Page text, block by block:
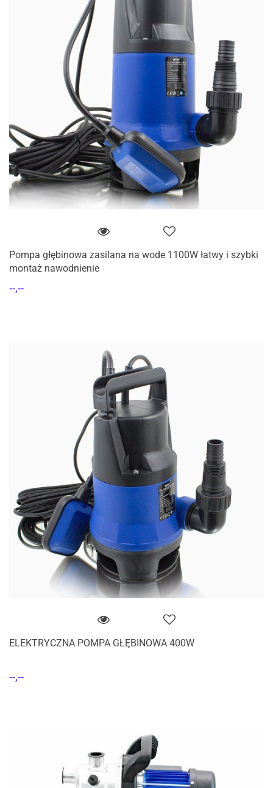
Pompa głębinowa zasilana na wode 1100W łatwy i szybki
montaż nawodnienie
--,--
ELEKTRYCZNA POMPA GŁĘBINOWA 400W
--,--